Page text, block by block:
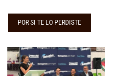
POR SI TE LO PERDISTE